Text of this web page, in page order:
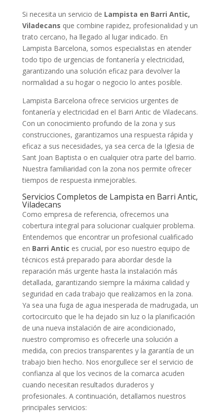
Si necesita un servicio de Lampista en Barri Antic,
Viladecans que combine rapidez, profesionalidad y un
trato cercano, ha llegado al lugar indicado. En
Lampista Barcelona, somos especialistas en atender
todo tipo de urgencias de fontanería y electricidad,
garantizando una solución eficaz para devolver la
normalidad a su hogar o negocio lo antes posible.
Lampista Barcelona ofrece servicios urgentes de
fontanería y electricidad en el Barri Antic de Viladecans.
Con un conocimiento profundo de la zona y sus
construcciones, garantizamos una respuesta rápida y
eficaz a sus necesidades, ya sea cerca de la Iglesia de
Sant Joan Baptista o en cualquier otra parte del barrio.
Nuestra familiaridad con la zona nos permite ofrecer
tiempos de respuesta inmejorables.
Servicios Completos de Lampista en Barri Antic,
Viladecans
Como empresa de referencia, ofrecemos una
cobertura integral para solucionar cualquier problema.
Entendemos que encontrar un profesional cualificado
en Barri Antic es crucial, por eso nuestro equipo de
técnicos está preparado para abordar desde la
reparación más urgente hasta la instalación más
detallada, garantizando siempre la máxima calidad y
seguridad en cada trabajo que realizamos en la zona.
Ya sea una fuga de agua inesperada de madrugada, un
cortocircuito que le ha dejado sin luz o la planificación
de una nueva instalación de aire acondicionado,
nuestro compromiso es ofrecerle una solución a
medida, con precios transparentes y la garantía de un
trabajo bien hecho. Nos enorgullece ser el servicio de
confianza al que los vecinos de la comarca acuden
cuando necesitan resultados duraderos y
profesionales. A continuación, detallamos nuestros
principales servicios: